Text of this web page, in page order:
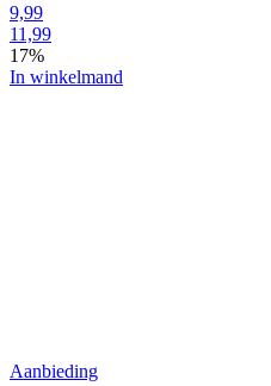
9,99
11,99
17%
In winkelmand
Aanbieding